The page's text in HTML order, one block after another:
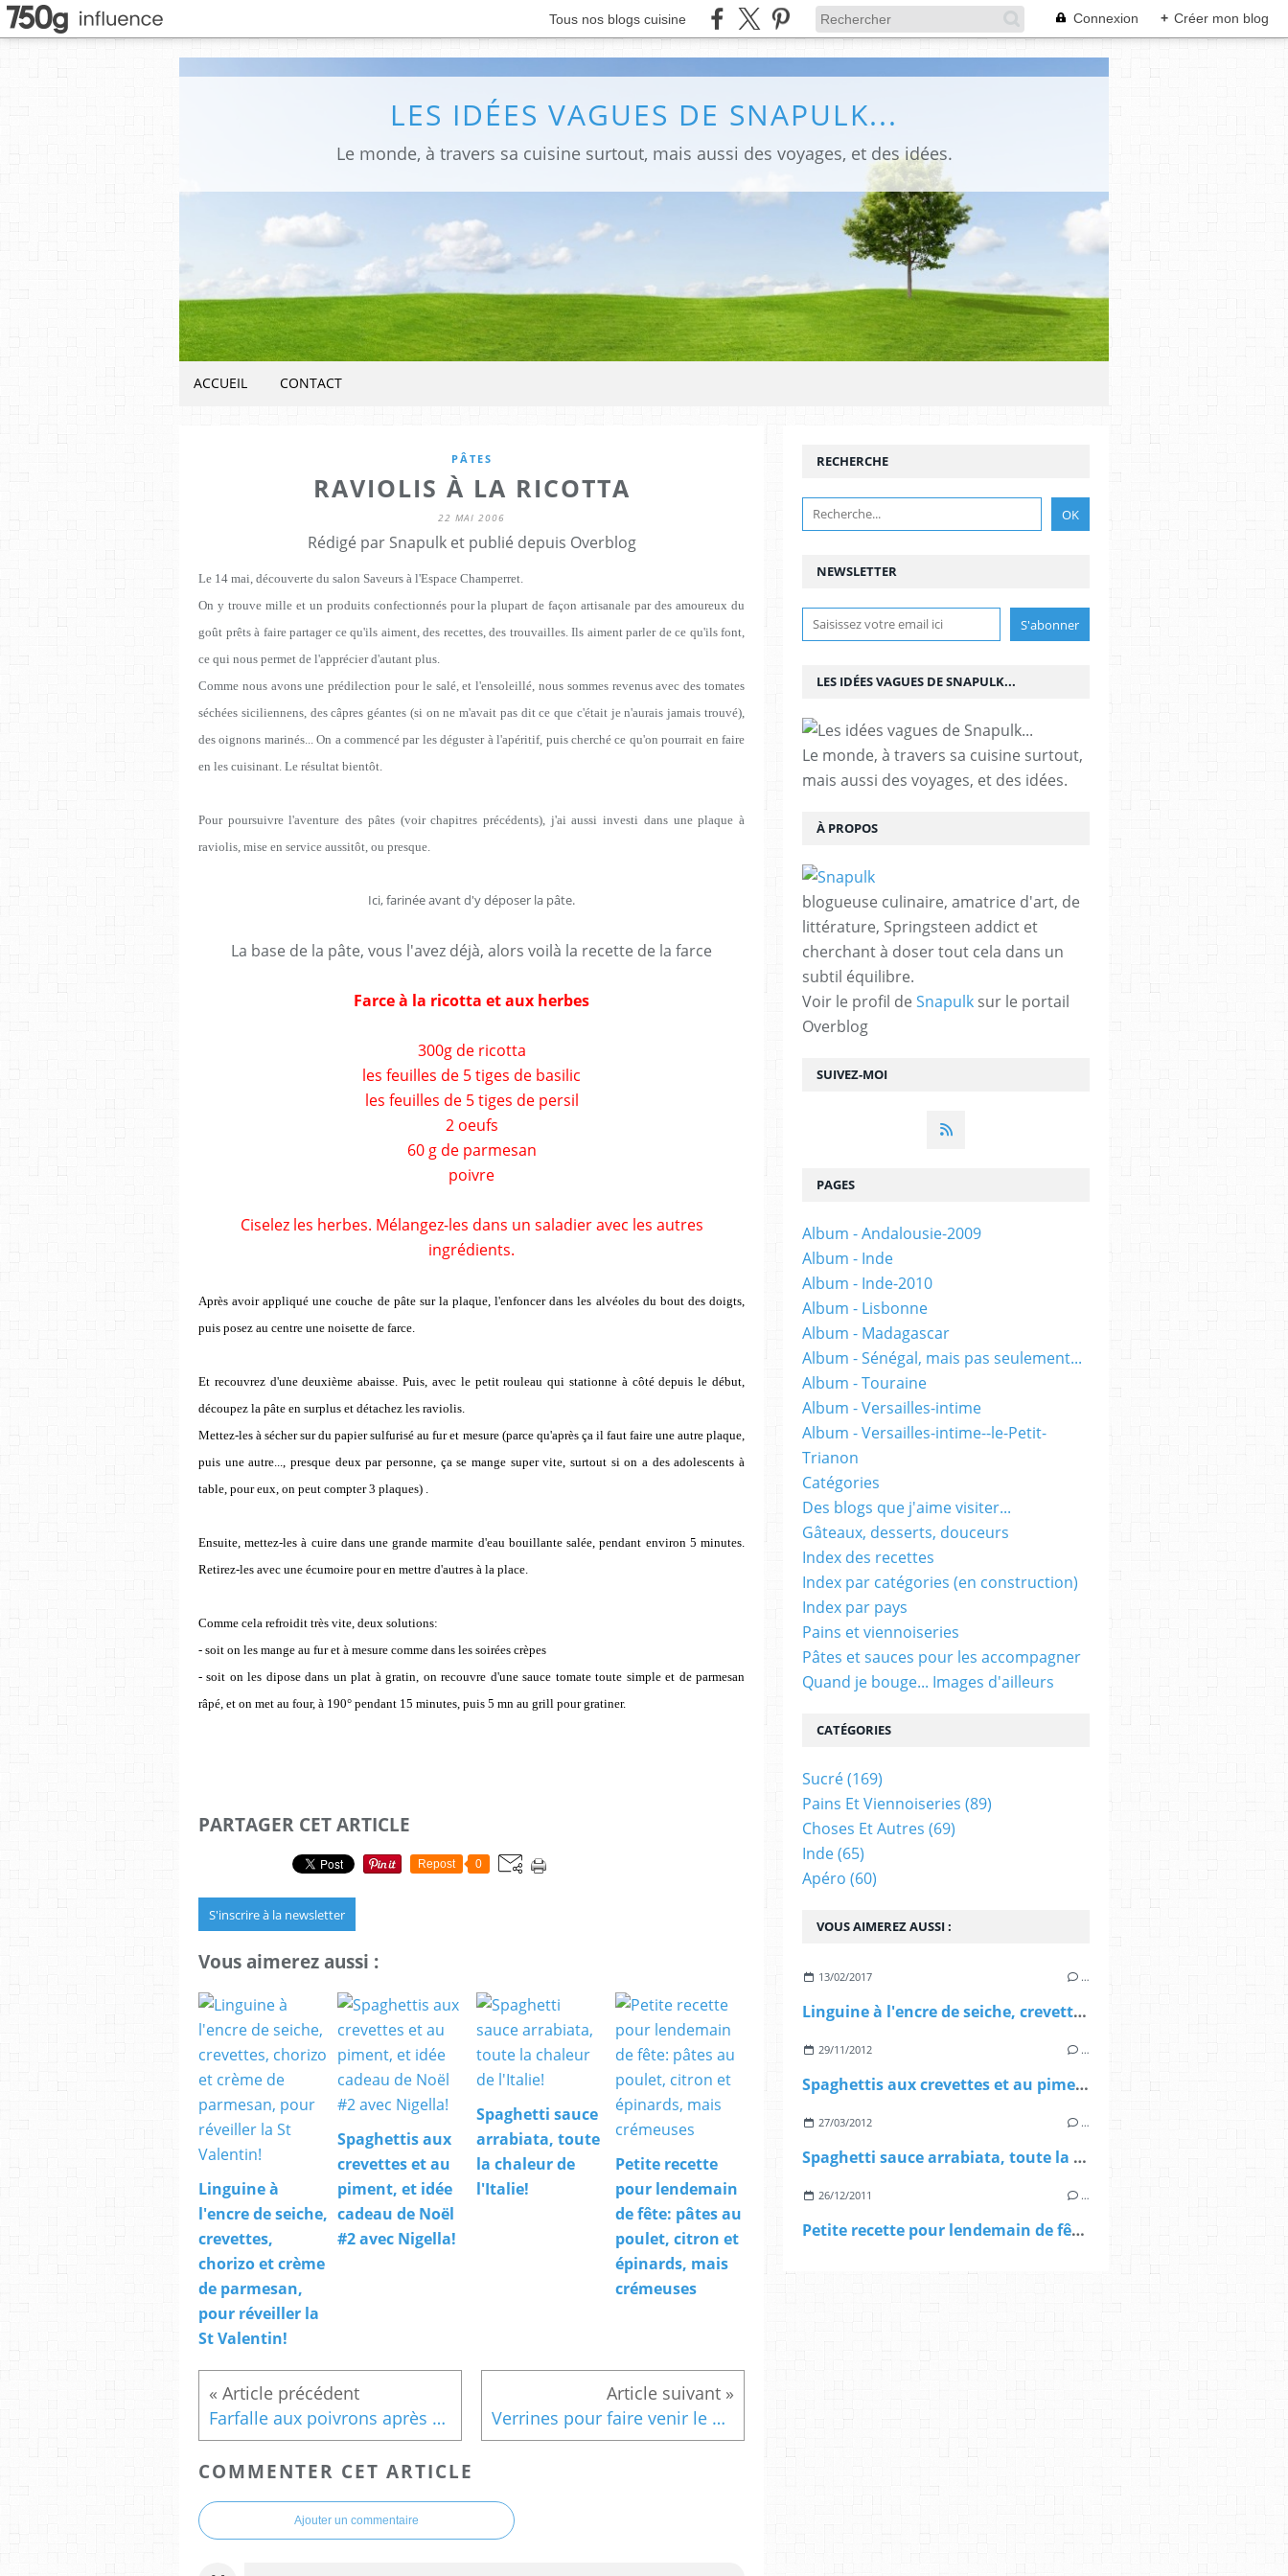
Tous nos blogs cuisine Connexion + Créer mon blog
LES IDÉES VAGUES DE SNAPULK...
Le monde, à travers sa cuisine surtout, mais aussi des voyages, et des idées.
ACCUEIL CONTACT
PÂTES
RAVIOLIS À LA RICOTTA
22 MAI 2006
Rédigé par Snapulk et publié depuis Overblog
Le 14 mai, découverte du salon Saveurs à l'Espace Champerret.
On y trouve mille et un produits confectionnés pour la plupart de façon artisanale par des amoureux du
goût prêts à faire partager ce qu'ils aiment, des recettes, des trouvailles. Ils aiment parler de ce qu'ils font,
ce qui nous permet de l'apprécier d'autant plus.
Comme nous avons une prédilection pour le salé, et l'ensoleillé, nous sommes revenus avec des tomates
séchées siciliennens, des câpres géantes (si on ne m'avait pas dit ce que c'était je n'aurais jamais trouvé),
des oignons marinés... On a commencé par les déguster à l'apéritif, puis cherché ce qu'on pourrait en faire
en les cuisinant. Le résultat bientôt.
Pour poursuivre l'aventure des pâtes (voir chapitres précédents), j'ai aussi investi dans une plaque à
raviolis, mise en service aussitôt, ou presque.
Ici, farinée avant d'y déposer la pâte.
La base de la pâte, vous l'avez déjà, alors voilà la recette de la farce
Farce à la ricotta et aux herbes
300g de ricotta
les feuilles de 5 tiges de basilic
les feuilles de 5 tiges de persil
2 oeufs
60 g de parmesan
poivre
Ciselez les herbes. Mélangez-les dans un saladier avec les autres
ingrédients.
Après avoir appliqué une couche de pâte sur la plaque, l'enfoncer dans les alvéoles du bout des doigts,
puis posez au centre une noisette de farce.
Et recouvrez d'une deuxième abaisse. Puis, avec le petit rouleau qui stationne à côté depuis le début,
découpez la pâte en surplus et détachez les raviolis.
Mettez-les à séchersur du papier sulfuriséau fur et mesure (parce qu'après ça il faut faire une autre plaque,
puis une autre..., presque deux par personne, ça se mange super vite, surtout si on a des adolescents à
table, pour eux, on peut compter 3 plaques) .
Ensuite, mettez-les à cuire dans une grande marmite d'eau bouillante salée, pendant environ 5 minutes.
Retirez-les avec une écumoire pour en mettre d'autres à la place.
Comme cela refroidit très vite, deux solutions:
- soit on les mange au fur et à mesure comme dans les soirées crèpes
- soit on les dipose dans un plat à gratin, on recouvre d'une sauce tomate toute simple et de parmesan
râpé, et on met au four, à 190° pendant 15 minutes, puis 5 mn au grill pour gratiner.
PARTAGER CET ARTICLE
Repost 0
S'inscrire à la newsletter
Vous aimerez aussi :
Linguine à
l'encre de seiche,
crevettes,
chorizo et crème
de parmesan,
pour réveiller la
St Valentin!
Spaghettis aux
crevettes et au
piment, et idée
cadeau de Noël
#2 avec Nigella!
Spaghetti sauce
arrabiata, toute
la chaleur de
l'Italie!
Petite recette
pour lendemain
de fête: pâtes au
poulet, citron et
épinards, mais
crémeuses
Farfalle aux poivrons après Volver Verrines pour faire venir le printemps
COMMENTER CET ARTICLE
Ajouter un commentaire
NEWSLETTER
SUIVEZ-MOI
RECHERCHE
LES IDÉES VAGUES DE SNAPULK...
Le monde, à travers sa cuisine surtout,
mais aussi des voyages, et des idées.
À PROPOS
blogueuse culinaire, amatrice d'art, de
littérature, Springsteen addict et
cherchant à doser tout cela dans un
subtil équilibre.
Voir le profil de Snapulk sur le portail
Overblog
VOUS AIMEREZ AUSSI :
13/02/2017 …
Linguine à l'encre de seiche, crevettes, chorizo et crème de parmesan, pour réveiller la St Valentin!
29/11/2012 …
Spaghettis aux crevettes et au piment, et idée cadeau de Noël #2 avec Nigella!
27/03/2012 …
Spaghetti sauce arrabiata, toute la chaleur de l'Italie!
26/12/2011 …
Petite recette pour lendemain de fête: pâtes au poulet, citron et épinards, mais crémeuses
PAGES
Album - Andalousie-2009
Album - Inde
Album - Inde-2010
Album - Lisbonne
Album - Madagascar
Album - Sénégal, mais pas seulement...
Album - Touraine
Album - Versailles-intime
Album - Versailles-intime--le-Petit-
Trianon
Catégories
Des blogs que j'aime visiter...
Gâteaux, desserts, douceurs
Index des recettes
Index par catégories (en construction)
Index par pays
Pains et viennoiseries
Pâtes et sauces pour les accompagner
Quand je bouge... Images d'ailleurs
CATÉGORIES
Sucré(169)
Pains Et Viennoiseries (89)
Choses Et Autres (69)
Inde(65)
Apéro (60)